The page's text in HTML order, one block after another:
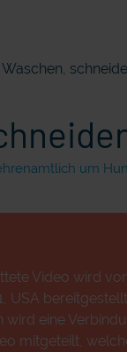
Waschen,
um
Video wird
USA
wird eine
mitgeteilt,